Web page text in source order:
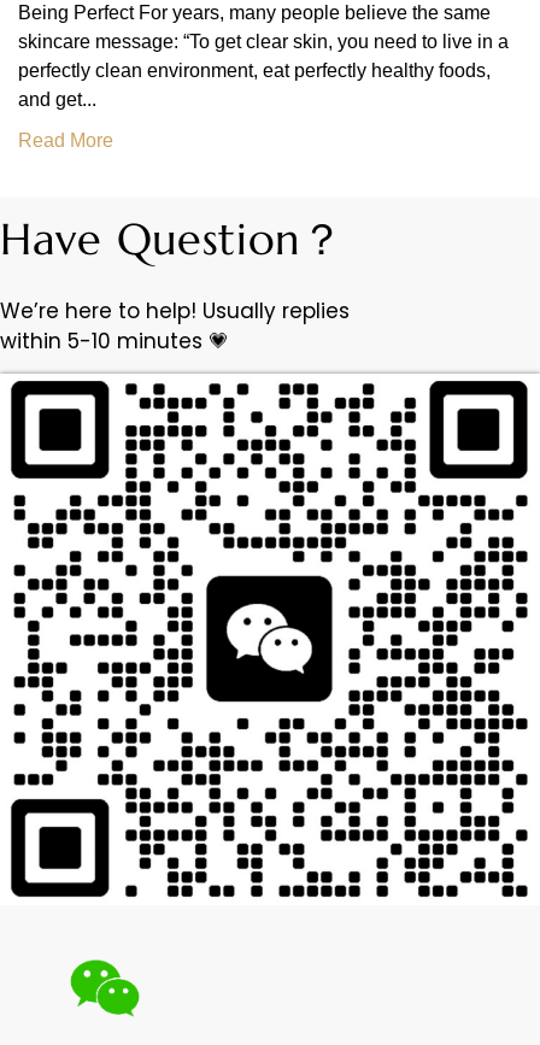
Being Perfect For years, many people believe the same
skincare message: “To get clear skin, you need to live in a
perfectly clean environment, eat perfectly healthy foods,
and get...
Read More
Have Question？
We’re here to help! Usually replies
within 5-10 minutes 💗